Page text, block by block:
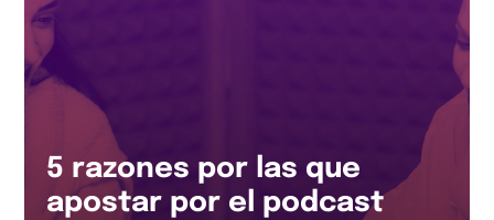
5 razones por las que
apostar por el podcast